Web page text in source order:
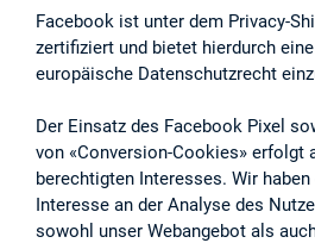
Facebook ist unter dem Privacy-
zertifiziert und bietet hierdurch
europäische Datenschutzrecht
Der Einsatz des Facebook Pixel
von «Conversion-Cookies» erfolgt
berechtigten Interesses. Wir
Interesse an der Analyse des
sowohl unser Webangebot als